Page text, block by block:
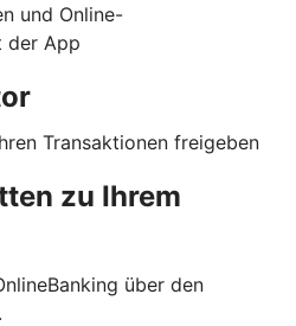
und Online-
der App
Transaktionen freigeben
zu Ihrem
über den